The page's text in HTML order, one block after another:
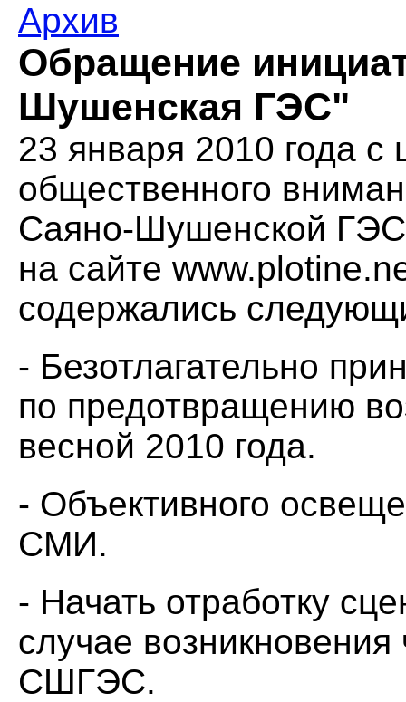
Архив
Обращение
Шушенская ГЭС"
23 января 2010 года с
общественного
Саяно-Шушенской ГЭС
на сайте
содержались
- Безотлагательно
по предотвращению
весной 2010 года.
- Объективного
СМИ.
- Начать отработку
случае
СШГЭС.